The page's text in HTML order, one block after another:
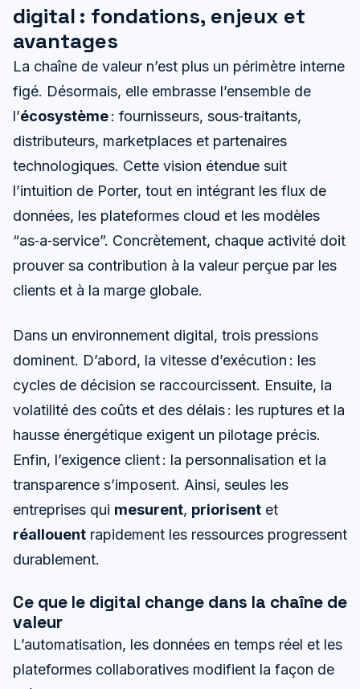
digital : fondations, enjeux et
avantages
La chaîne de valeur n’est plus un périmètre interne
figé. Désormais, elle embrasse l’ensemble de
l’écosystème: fournisseurs, sous‑traitants,
distributeurs, marketplaces et partenaires
technologiques. Cette vision étendue suit
l’intuition de Porter, tout en intégrant les flux de
données, les plateformes cloud et les modèles
“as‑a‑service”. Concrètement, chaque activité doit
prouver sa contribution à la valeur perçue par les
clients et à la marge globale.
Dans un environnement digital, trois pressions
dominent. D’abord, la vitesse d’exécution : les
cycles de décision se raccourcissent. Ensuite, la
volatilité des coûts et des délais : les ruptures et la
hausse énergétique exigent un pilotage précis.
Enfin, l’exigence client : la personnalisation et la
transparence s’imposent. Ainsi, seules les
entreprises qui mesurent, priorisent et
réallouent rapidement les ressources progressent
durablement.
Ce que le digital change dans la chaîne de
valeur
L’automatisation, les données en temps réel et les
plateformes collaboratives modifient la façon de